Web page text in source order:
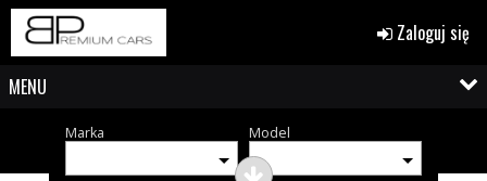
Zaloguj się
MENU
Marka Model